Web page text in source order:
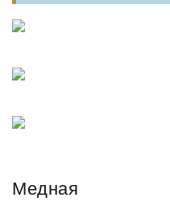
Медная